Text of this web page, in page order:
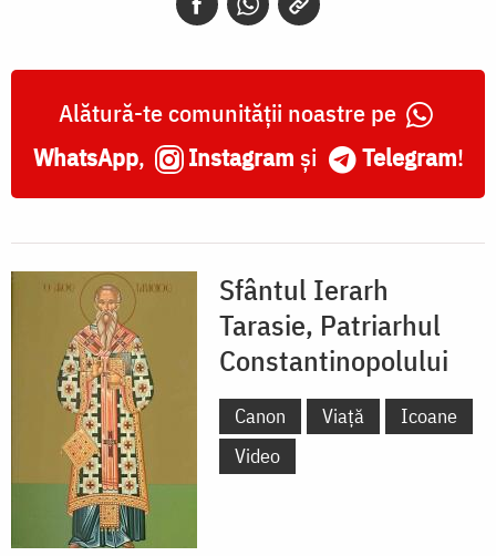
Alătură-te comunității noastre pe
WhatsApp, Instagram și Telegram!
Sfântul Ierarh
Tarasie, Patriarhul
Constantinopolului
Canon Viață
Icoane
Video